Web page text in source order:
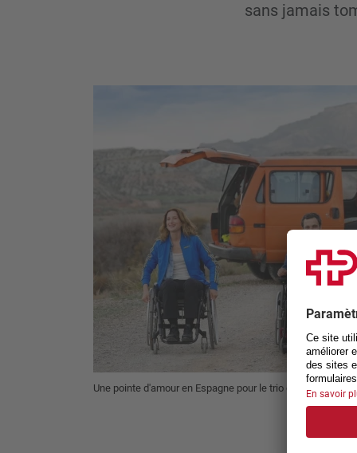
sans jamais
Une pointe d'amour en Espagne pour le trio constitué par